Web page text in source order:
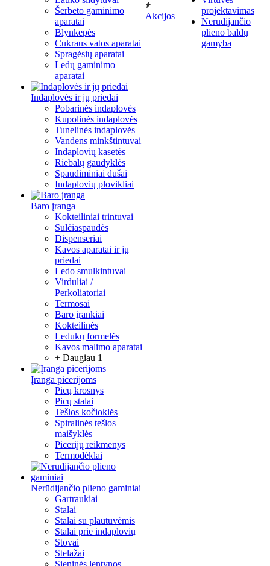
Šerbeto gaminimo
aparatai
Blynkepės
Cukraus vatos aparatai
Spragėsių aparatai
Ledų gaminimo
aparatai
Indaplovės ir jų priedai
Pobarinės indaplovės
Kupolinės indaplovės
Tunelinės indaplovės
Vandens minkštintuvai
Indaplovių kasetės
Riebalų gaudyklės
Spaudiminiai dušai
Indaplovių plovikliai
Baro įranga
Kokteiliniai trintuvai
Sulčiaspaudės
Dispenseriai
Kavos aparatai ir jų
priedai
Ledo smulkintuvai
Virduliai /
Perkoliatoriai
Termosai
Baro įrankiai
Kokteilinės
Ledukų formelės
Kavos malimo aparatai
+ Daugiau 1
Įranga picerijoms
Picų krosnys
Picų stalai
Tešlos kočioklės
Spiralinės tešlos
maišyklės
Picerijų reikmenys
Termodėklai
Nerūdijančio plieno gaminiai
Gartraukiai
Stalai
Stalai su plautuvėmis
Stalai prie indaplovių
Stovai
Stelažai
Sieninės lentynos
Akcijos
projektavimas
Nerūdijančio
plieno baldų
gamyba